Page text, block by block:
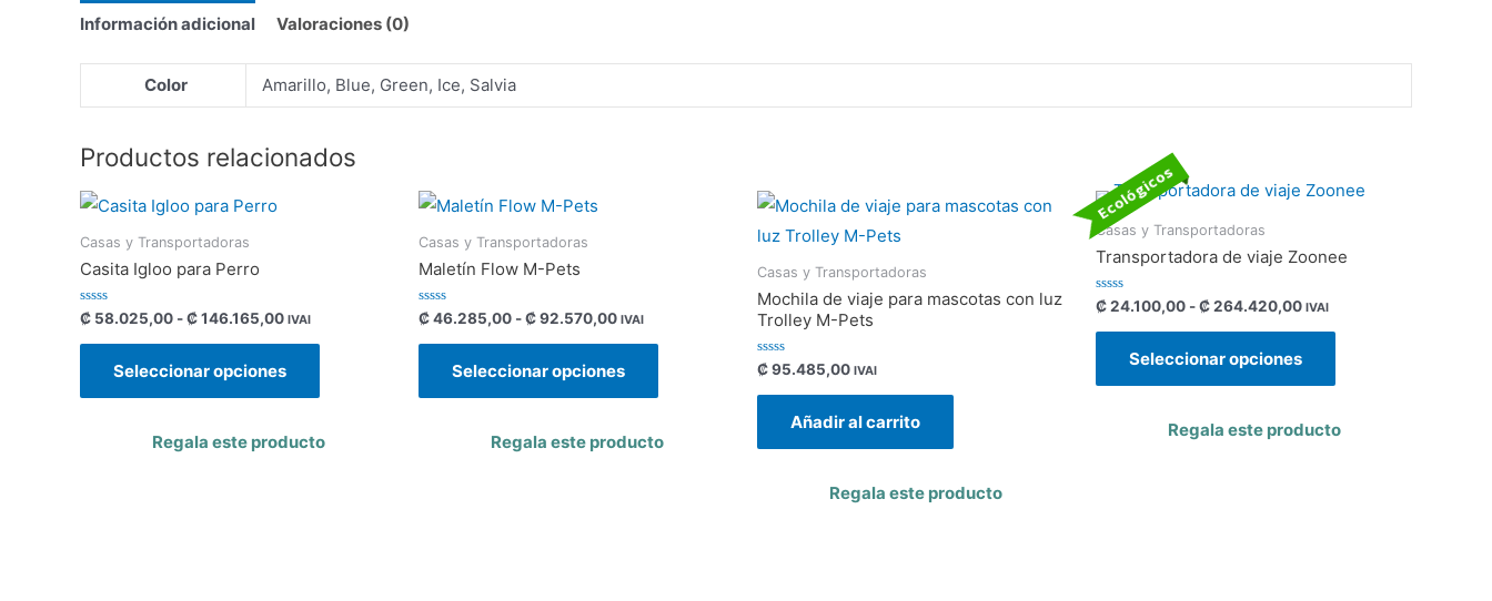
Información adicional Valoraciones (0)
Color Amarillo, Blue, Green, Ice, Salvia
Productos relacionados
Casas y Transportadoras
Casita Igloo para Perro
Valorado
con
0
₡ 58.025,00 -₡146.165,00 IVAI
Seleccionar opciones
Regala este producto
Casas y Transportadoras
Maletín Flow M-Pets
Valorado
con
0
₡46.285,00 -₡92.570,00 IVAI
Seleccionar opciones
Regala este producto
Casas y Transportadoras
Mochila de viaje para mascotas con luz
Trolley M-Pets
Valorado
con
0
₡95.485,00 IVAI
Añadir al carrito
Regala este producto
Ecológicos
Casas y Transportadoras
Transportadora de viaje Zoonee
Valorado
con
0
₡24.100,00 -₡264.420,00 IVAI
Seleccionar opciones
Regala este producto